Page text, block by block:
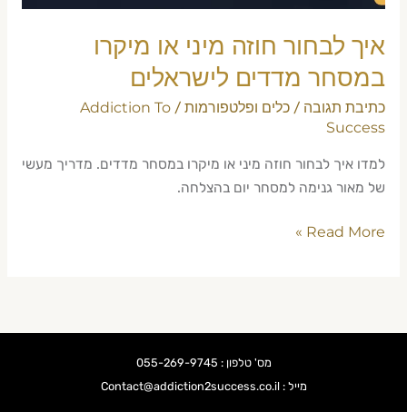
איך לבחור חוזה מיני או מיקרו
במסחר מדדים לישראלים
כתיבת תגובה / כלים ופלטפורמות/
Addiction To
Success
למדו איך לבחור חוזה מיני או מיקרו במסחר מדדים. מדריך מעשי
של מאור גנימה למסחר יום בהצלחה.
לישראלים
Read More »
מס' טלפון : 055-269-9745
מייל : Contact@addiction2success.co.il